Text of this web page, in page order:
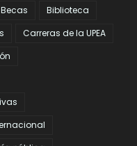
Becas
Biblioteca
Carreras de la UPEA